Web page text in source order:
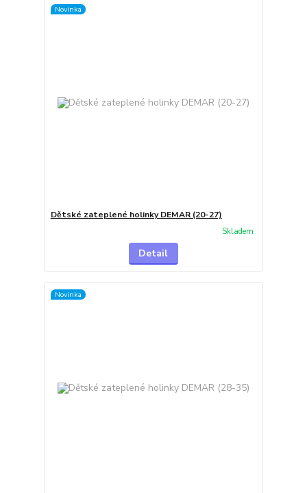
Novinka
Dětské zateplené holinky DEMAR (20-27)
Skladem
Detail
Novinka